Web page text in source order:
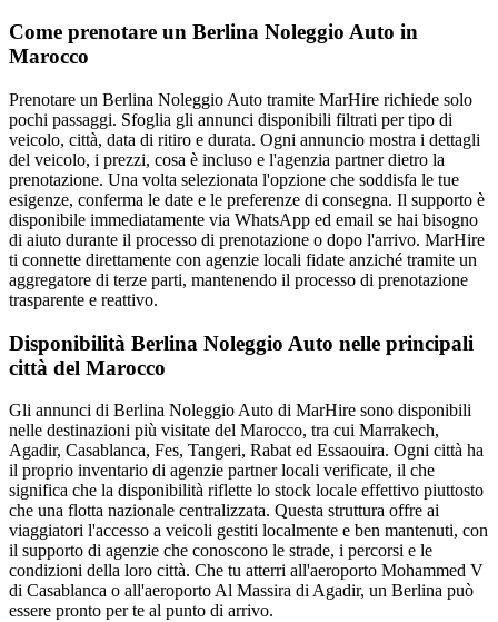
Come prenotare un Berlina Noleggio Auto in
Marocco
Prenotare un Berlina Noleggio Auto tramite MarHire richiede solo
pochi passaggi. Sfoglia gli annunci disponibili filtrati per tipo di
veicolo, città, data di ritiro e durata. Ogni annuncio mostra i dettagli
del veicolo, i prezzi, cosa è incluso e l'agenzia partner dietro la
prenotazione. Una volta selezionata l'opzione che soddisfa le tue
esigenze, conferma le date e le preferenze di consegna. Il supporto è
disponibile immediatamente via WhatsApp ed email se hai bisogno
di aiuto durante il processo di prenotazione o dopo l'arrivo. MarHire
ti connette direttamente con agenzie locali fidate anziché tramite un
aggregatore di terze parti, mantenendo il processo di prenotazione
trasparente e reattivo.
Disponibilità Berlina Noleggio Auto nelle principali
città del Marocco
Gli annunci di Berlina Noleggio Auto di MarHire sono disponibili
nelle destinazioni più visitate del Marocco, tra cui Marrakech,
Agadir, Casablanca, Fes, Tangeri, Rabat ed Essaouira. Ogni città ha
il proprio inventario di agenzie partner locali verificate, il che
significa che la disponibilità riflette lo stock locale effettivo piuttosto
che una flotta nazionale centralizzata. Questa struttura offre ai
viaggiatori l'accesso a veicoli gestiti localmente e ben mantenuti, con
il supporto di agenzie che conoscono le strade, i percorsi e le
condizioni della loro città. Che tu atterri all'aeroporto Mohammed V
di Casablanca o all'aeroporto Al Massira di Agadir, un Berlina può
essere pronto per te al punto di arrivo.